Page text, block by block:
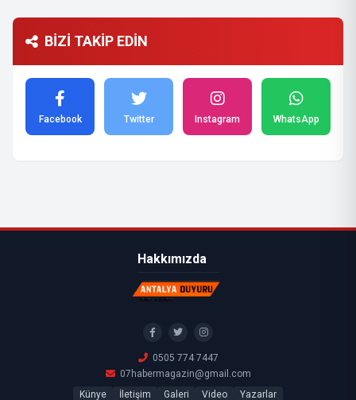
BİZİ TAKİP EDİN
Facebook Twitter Instagram WhatsApp
Hakkımızda
0505 774 7447
07habermagazin@gmail.com
Künye
İletişim Galeri Video Yazarlar